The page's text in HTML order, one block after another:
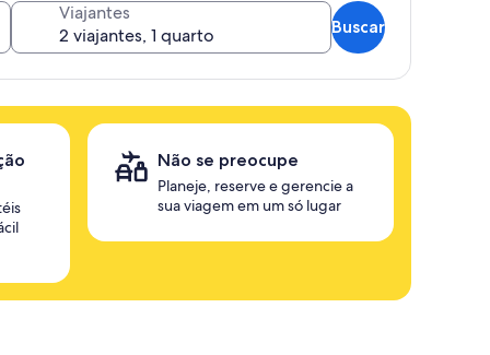
Viajantes
Buscar
Não se preocupe
Planeje, reserve e gerencie a
sua viagem em um só lugar